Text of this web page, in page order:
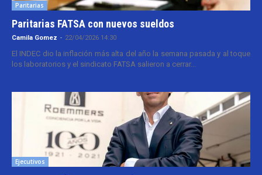
Paritarias
Paritarias FATSA con nuevos sueldos
Camila Gomez - 22/04/2026 14:30
El INDEC dio la inflación más alta del año la semana pasada y al toque
los laboratorios y el sindicato FATSA salieron a cerrar...
Ejecutivos